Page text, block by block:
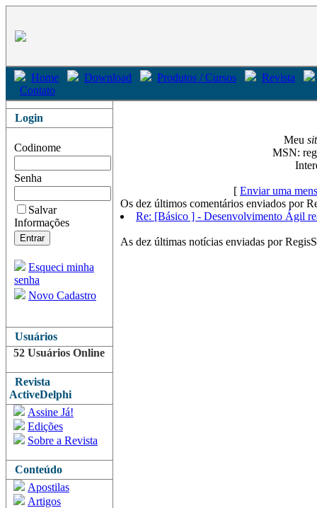
Home Download Produtos / Cursos
Revista
Contato
Login
Codinome
Senha
Salvar
Informações
Esqueci minha
senha
Novo Cadastro
Usuários
52 Usuários Online
Revista
ActiveDelphi
Assine Já!
Edições
Sobre a Revista
Conteúdo
Apostilas
Artigos
Meu
MSN:
[ Enviar uma
Os dez últimos comentários enviados por
Re: [Básico ] - Desenvolvimento Ágil
As dez últimas notícias enviadas por